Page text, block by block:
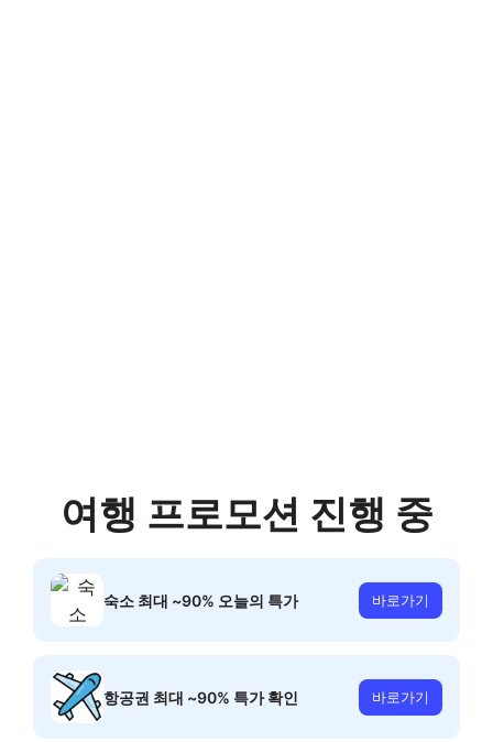
여행 프로모션 진행 중
숙소 최대 ~90% 오늘의 특가 바로가기
항공권 최대 ~90% 특가 확인 바로가기